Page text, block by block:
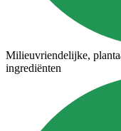
Milieuvriendelijke,
ingrediënten